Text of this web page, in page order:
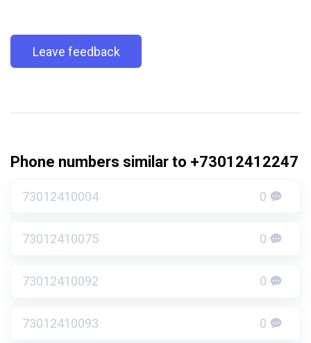
Leave feedback
Phone numbers similar to +73012412247
73012410004 0
73012410075 0
73012410092 0
73012410093 0